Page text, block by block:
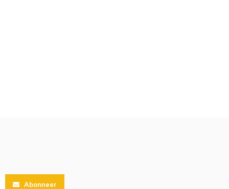
Abonneer